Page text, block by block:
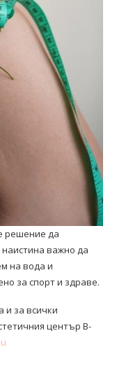
решение да
важно да
на вода и
за спорт и здраве.
и за всички
център B-